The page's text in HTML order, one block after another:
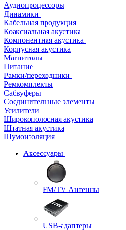
Аудиопроцессоры
Динамики
Кабельная продукция
Коаксиальная акустика
Компонентная акустика
Корпусная акустика
Магнитолы
Питание
Рамки/переходники
Ремкомплекты
Сабвуферы
Соединительные элементы
Усилители
Широкополосная акустика
Штатная акустика
Шумоизоляция
Аксессуары
FM/TV Антенны
USB-адаптеры